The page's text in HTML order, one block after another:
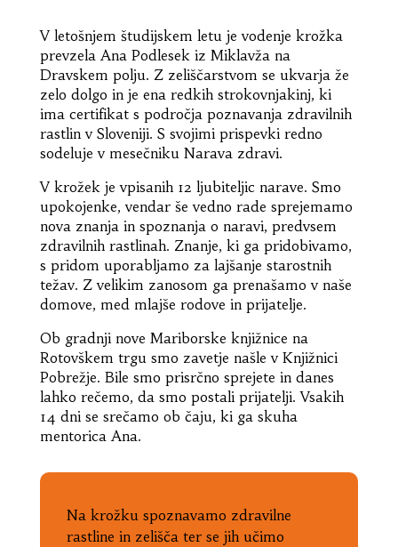
V letošnjem študijskem letu je vodenje krožka
prevzela Ana Podlesek iz Miklavža na
Dravskem polju. Z zeliščarstvom se ukvarja že
zelo dolgo in je ena redkih strokovnjakinj, ki
ima certifikat s področja poznavanja zdravilnih
rastlin v Sloveniji. S svojimi prispevki redno
sodeluje v mesečniku Narava zdravi.
V krožek je vpisanih 12 ljubiteljic narave. Smo
upokojenke, vendar še vedno rade sprejemamo
nova znanja in spoznanja o naravi, predvsem
zdravilnih rastlinah. Znanje, ki ga pridobivamo,
s pridom uporabljamo za lajšanje starostnih
težav. Z velikim zanosom ga prenašamo v naše
domove, med mlajše rodove in prijatelje.
Ob gradnji nove Mariborske knjižnice na
Rotovškem trgu smo zavetje našle v Knjižnici
Pobrežje. Bile smo prisrčno sprejete in danes
lahko rečemo, da smo postali prijatelji. Vsakih
14 dni se srečamo ob čaju, ki ga skuha
mentorica Ana.
Na krožku spoznavamo zdravilne
rastline in zelišča ter se jih učimo